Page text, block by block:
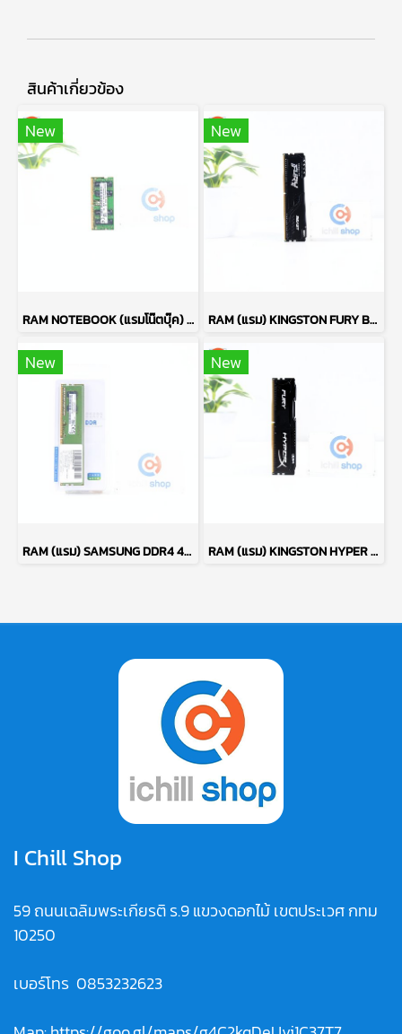
สินค้าเกี่ยวข้อง
New
RAM NOTEBOOK (แรมโน๊ตบุ๊ค) SK HYNIX DDR4 16GB (16GBX1) 2666MHz 16CHIP P17754
New
RAM (แรม) KINGSTON FURY BEAST DDR4 8GB (8GBX1) 2666MHz (BLACK) P15610
New
RAM (แรม) SAMSUNG DDR4 4GB (4GBX1) 2666MHz 16CHIP (ของใหม่) P17763
New
RAM (แรม) KINGSTON HYPER X FURY DDR4 8GB (8GBX1) 2133MHz (BLACK) P10393
I Chill Shop
59 ถนนเฉลิมพระเกียรติ ร.9 แขวงดอกไม้ เขตประเวศ กทม
10250
เบอร์โทร 0853232623